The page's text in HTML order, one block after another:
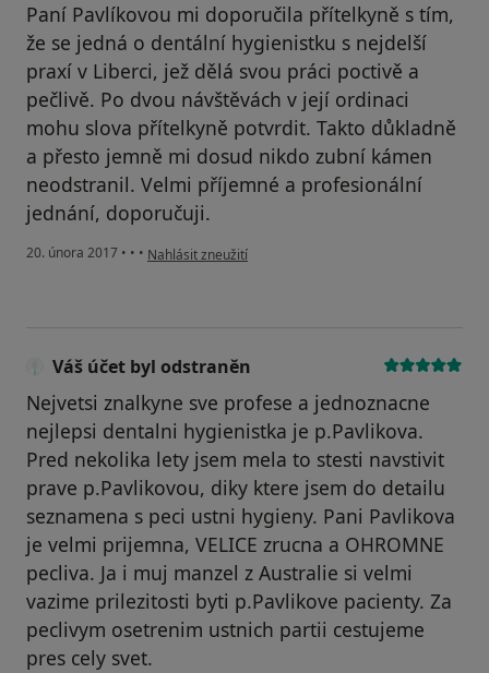
Paní Pavlíkovou mi doporučila přítelkyně s tím,
že se jedná o dentální hygienistku s nejdelší
praxí v Liberci, jež dělá svou práci poctivě a
pečlivě. Po dvou návštěvách v její ordinaci
mohu slova přítelkyně potvrdit. Takto důkladně
a přesto jemně mi dosud nikdo zubní kámen
neodstranil. Velmi příjemné a profesionální
jednání, doporučuji.
20. února 2017 • • • podle názoru uživatele Váš účet byl odstraněn
Nahlásit zneužití
Váš účet byl odstraněn
Nejvetsi znalkyne sve profese a jednoznacne
nejlepsi dentalni hygienistka je p.Pavlikova.
Pred nekolika lety jsem mela to stesti navstivit
prave p.Pavlikovou, diky ktere jsem do detailu
seznamena s peci ustni hygieny. Pani Pavlikova
je velmi prijemna, VELICE zrucna a OHROMNE
pecliva. Ja i muj manzel z Australie si velmi
vazime prilezitosti byti p.Pavlikove pacienty. Za
peclivym osetrenim ustnich partii cestujeme
pres cely svet.